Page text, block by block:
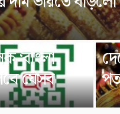
‘বাংলা
যেসব